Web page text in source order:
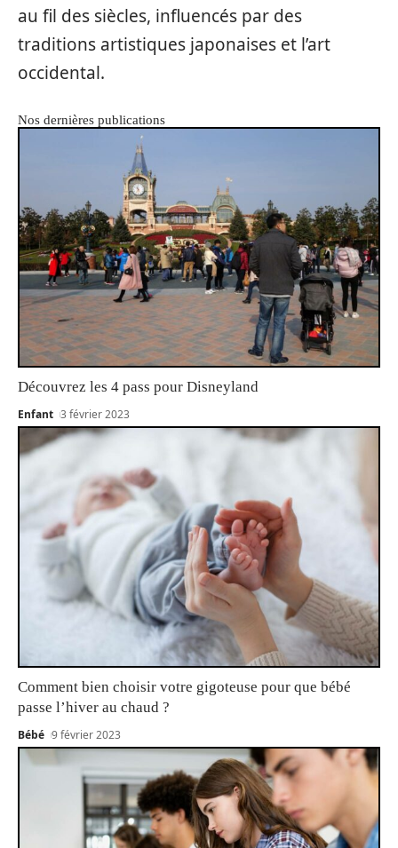
au fil des siècles, influencés par des
traditions artistiques japonaises et l’art
occidental.
Nos dernières publications
Découvrez les 4 pass pour Disneyland
Enfant 3 février 2023
Comment bien choisir votre gigoteuse pour que bébé
passe l’hiver au chaud ?
Bébé 9 février 2023